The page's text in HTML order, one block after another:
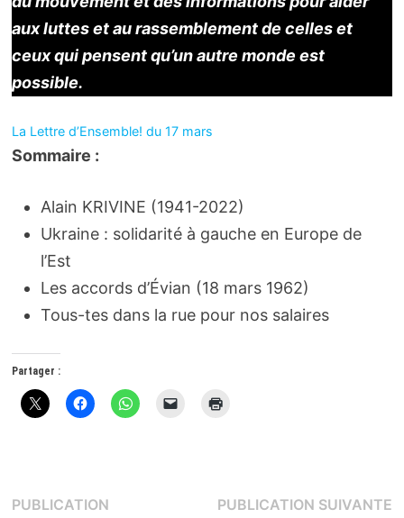
aux luttes et au rassem­­­­­­­­­­­­­­­­­­­­ble­­­­­­­­­­­­­­­­­­­­ment de celles et
ceux qui pensent qu’un autre monde est
possible.
La Lettre d’Ensemble! du 17 mars
Sommaire :
Alain KRIVINE (1941-2022)
Ukraine : solidarité à gauche en Europe de
l’Est
Les accords d’Évian (18 mars 1962)
Tous-tes dans la rue pour nos salaires
Partager :
Navigation
PUBLICATION
PUBLICATION SUIVANTE